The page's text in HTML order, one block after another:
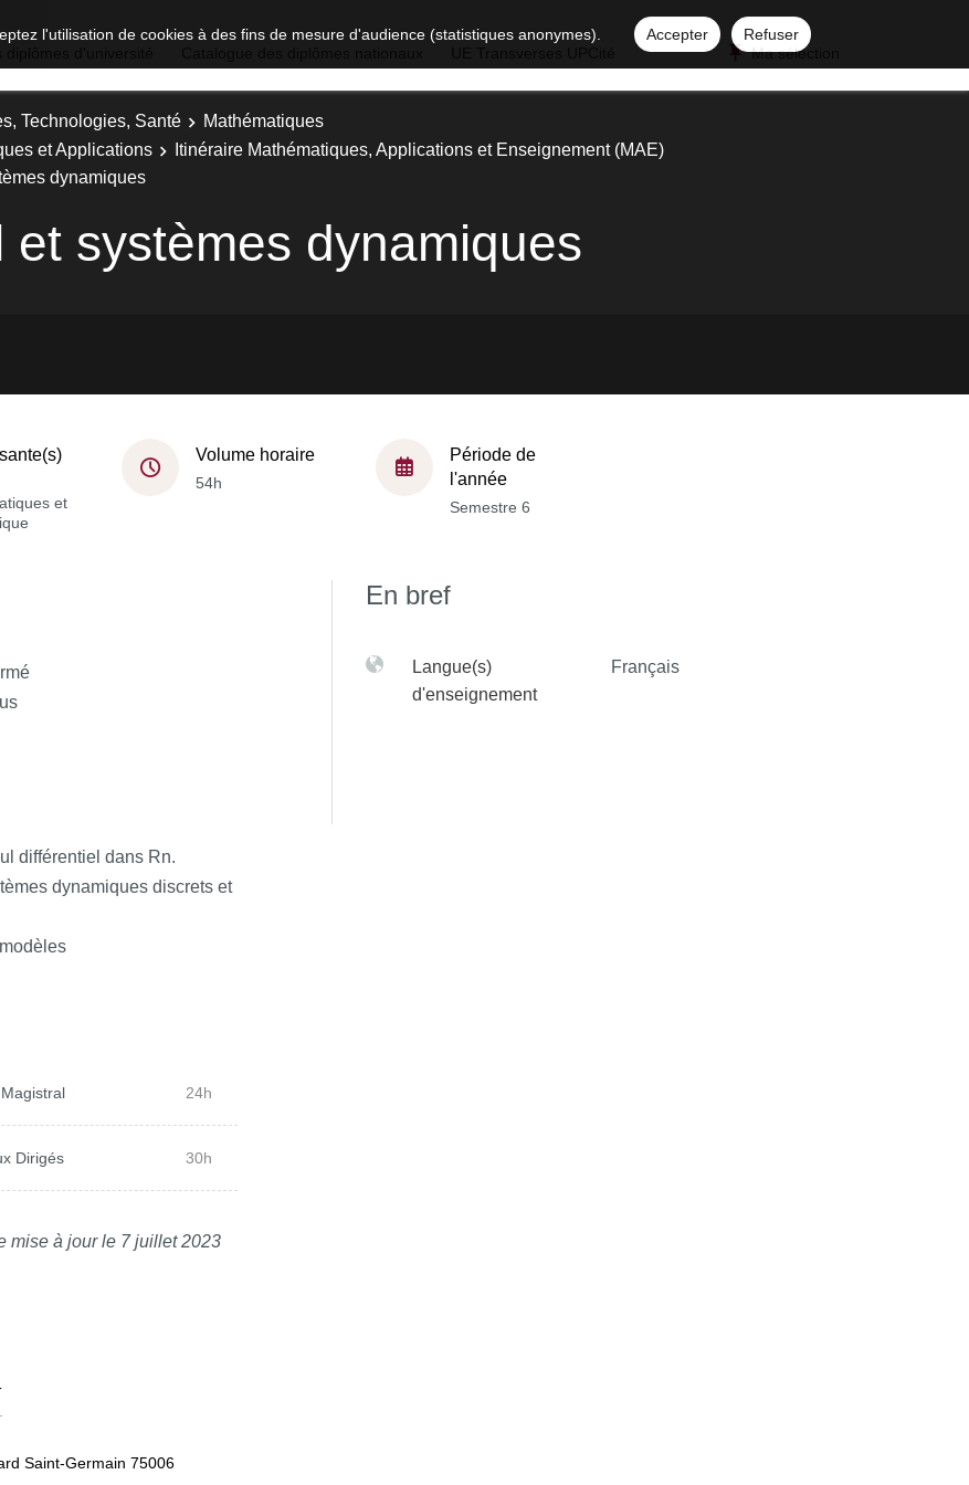
l'utilisation de cookies à des fins de mesure d'audience (statistiques anonymes). Accepter
Refuser
Ma sélection
Technologies, Santé
Mathématiques
et Applications
Itinéraire Mathématiques, Applications et Enseignement (MAE)
dynamiques
systèmes dynamiques
et
Volume horaire
54h
Période de
l'année
Semestre 6
différentiel dans Rn.
dynamiques discrets et
24h
Dirigés 30h
mise à jour le 7 juillet 2023
En bref
Langue(s)
d'enseignement
Français
Saint-Germain 75006